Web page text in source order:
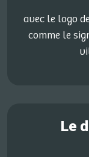
avec le logo
comme le
Le